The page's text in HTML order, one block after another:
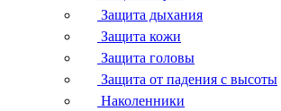
Защита дыхания
Защита кожи
Защита головы
Защита от падения с высоты
Наколенники